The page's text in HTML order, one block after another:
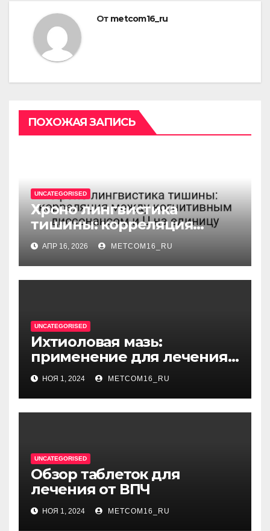
От metcom16_ru
ПОХОЖАЯ ЗАПИСЬ
UNCATEGORISED
Хроно лингвистика
тишины: корреляция
между когнитивным
диссонансом и U на
единицу
АПР 16, 2026 METCOM16_RU
UNCATEGORISED
Ихтиоловая мазь:
применение для лечения
фурункулов
НОЯ 1, 2024 METCOM16_RU
UNCATEGORISED
Обзор таблеток для
лечения от ВПЧ
НОЯ 1, 2024 METCOM16_RU